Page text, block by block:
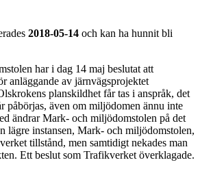
2018-05-14 och kan ha hunnit bli
har i dag 14 maj beslutat att
anläggande av järnvägsprojektet
planskildhet får tas i anspråk, det
påbörjas, även om miljödomen ännu inte
ändrar Mark- och miljödomstolen på det
lägre instansen, Mark- och miljödomstolen,
tillstånd, men samtidigt nekades man
Ett beslut som Trafikverket överklagade.